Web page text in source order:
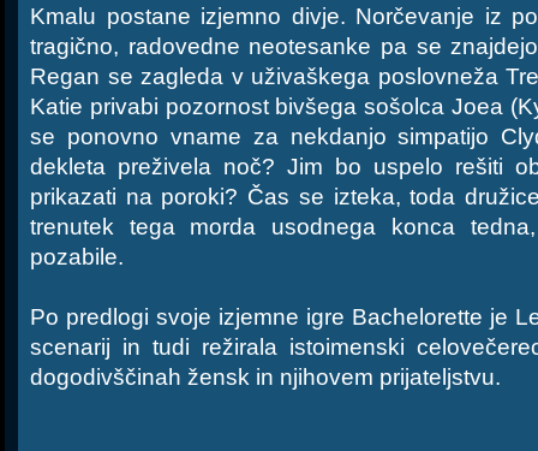
Kmalu postane izjemno divje. Norčevanje iz
tragično, radovedne neotesanke pa se
Regan se zagleda v uživaškega poslovneža
Katie privabi pozornost bivšega sošolca Joea
se ponovno vname za nekdanjo simpatijo
dekleta preživela noč? Jim bo uspelo rešiti
prikazati na poroki? Čas se izteka, toda
trenutek tega morda usodnega konca
pozabile.
Po predlogi svoje izjemne igre Bachelorette je
scenarij in tudi režirala istoimenski
dogodivščinah žensk in njihovem prijateljstvu.